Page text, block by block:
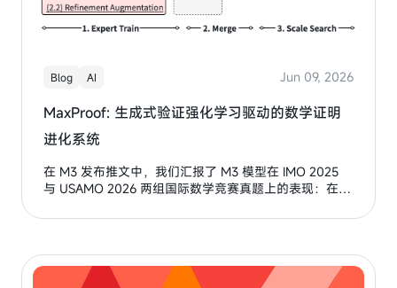
Blog AI Jun 09, 2026
MaxProof: 生成式验证强化学习驱动的数学证明
进化系统
在 M3 发布推文中，我们汇报了 M3 模型在 IMO 2025
与 USAMO 2026 两组国际数学竞赛真题上的表现：在搭
进一步展开我们在推进数学证明能力过程中的技术路径，
构建，以及测试时增强框架 MaxProof 的设计。